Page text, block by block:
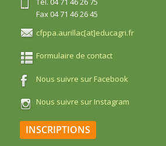
Fax 04 71 46 26 45
cfppa.aurillac[at]educagri.fr
Formulaire de contact
Nous suivre sur Facebook
Nous suivre sur Instagram
INSCRIPTIONS